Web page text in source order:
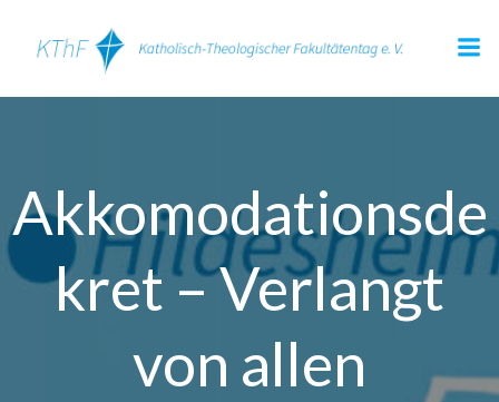
Inhalt
springen
Akkomodationsde
kret – Verlangt
von allen